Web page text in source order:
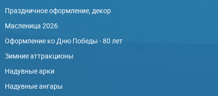
Праздничное оформление, декор
Масленица 2026
Оформление ко Дню Победы - 80 лет
Зимние аттракционы
Надувные арки
Надувные ангары